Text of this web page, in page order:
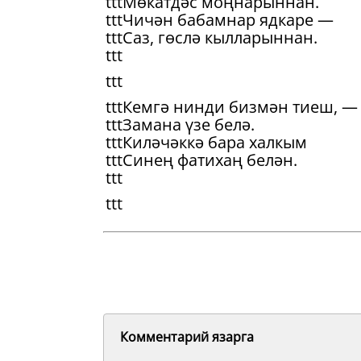
tttЧичән бабамнар ядкаре —
tttСаз, гөслә кылларыннан.
ttt
ttt
tttКемгә нинди бизмән тиеш, —
tttЗамана үзе белә.
tttКиләчәккә бара халкым
tttСинең фатихаң белән.
ttt
ttt
Комментарий язарга